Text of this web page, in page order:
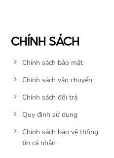
CHÍNH SÁCH
Chính sách bảo mật
Chính sách vận chuyển
Chính sách đổi trả
Quy định sử dụng
Chính sách bảo vệ thông
tin cá nhân